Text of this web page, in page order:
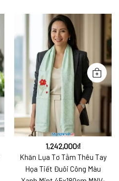
1,242,000₫
Khăn Lụa Tơ Tằm Thêu Tay
Họa Tiết Đuôi Công Màu